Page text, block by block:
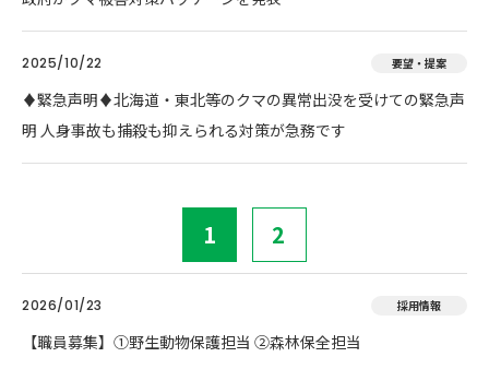
2025/10/22 要望・提案
♦️緊急声明♦️北海道・東北等のクマの異常出没を受けての緊急声
明 人身事故も捕殺も抑えられる対策が急務です
1 2
2026/01/23 採用情報
【職員募集】①野生動物保護担当 ②森林保全担当